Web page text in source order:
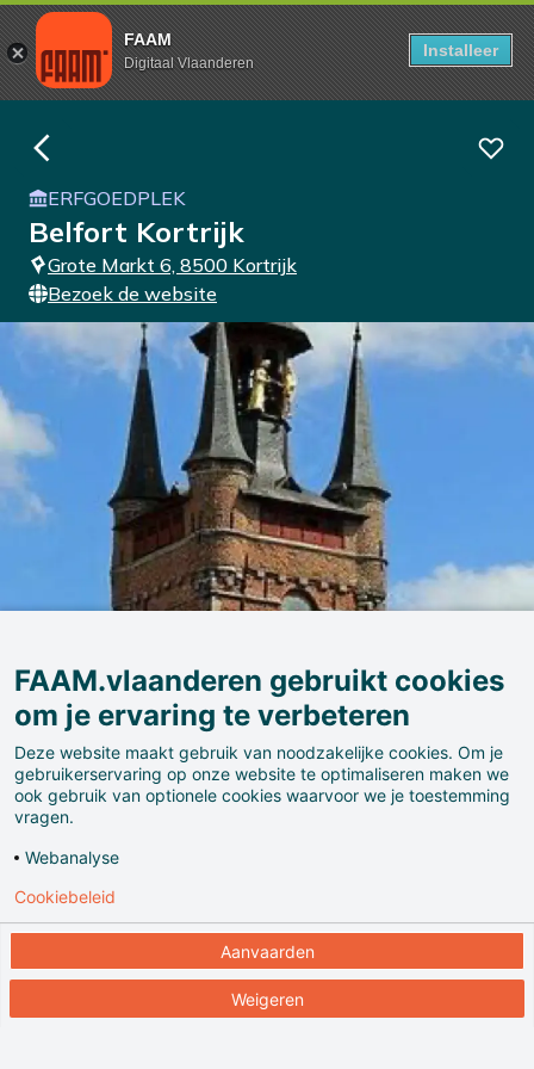
FAAM
Digitaal Vlaanderen
Installeer
ERFGOEDPLEK
Belfort Kortrijk
Grote Markt 6, 8500 Kortrijk
Bezoek de website
Het Belfort van Kortrijk, of de halletoren, staat op de
Grote Markt van de Belgische stad Kortrijk. De
belforttoren maakte deel uit van de middeleeuwse
"oude" of "kleine" Lakenhalle die dateert van 1411.
FAAM.vlaanderen gebruikt cookies
om je ervaring te verbeteren
Deze website maakt gebruik van noodzakelijke cookies. Om je
gebruikerservaring op onze website te optimaliseren maken we
ook gebruik van optionele cookies waarvoor we je toestemming
vragen.
Webanalyse
Aanvaarden
Weigeren
Cookiebeleid